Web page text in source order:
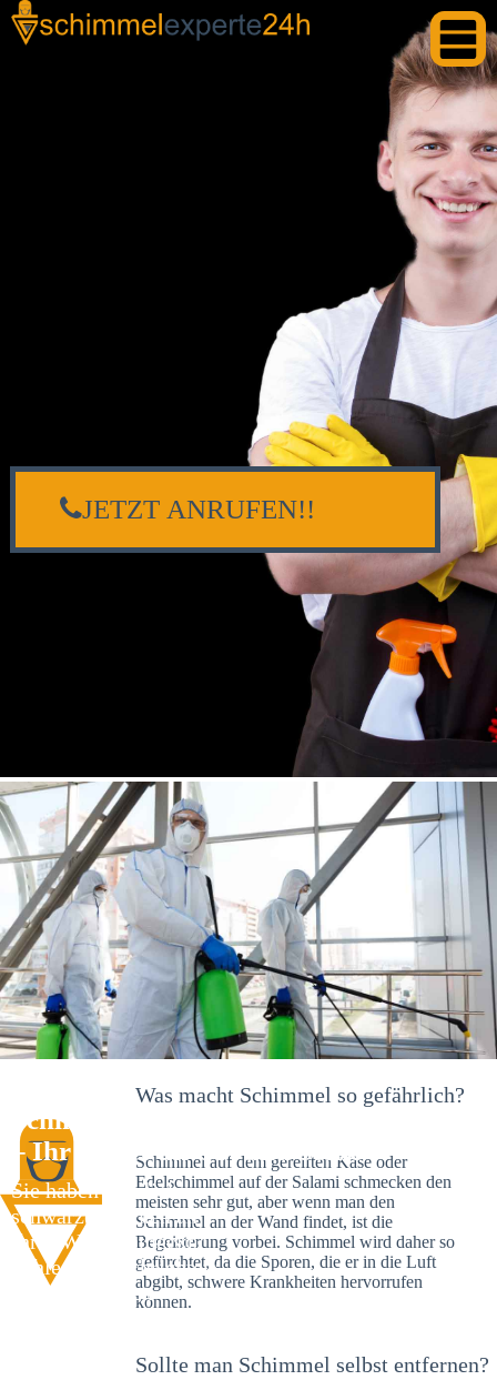
Schimmelexperte in Reiterswiesen
– Ihr Helfer an Ort und Stelle
Sie haben kürzlich
schwarze Flecken an
Ihrer Wand entdeckt?
Schlechte Nachrichten:
Sie haben einen
JETZT ANRUFEN!!
Was macht Schimmel so gefährlich?
Schimmel auf dem gereiften Käse oder
Edelschimmel auf der Salami schmecken den
meisten sehr gut, aber wenn man den
Schimmel an der Wand findet, ist die
Begeisterung vorbei. Schimmel wird daher so
gefürchtet, da die Sporen, die er in die Luft
abgibt, schwere Krankheiten hervorrufen
können.
Sollte man Schimmel selbst entfernen?